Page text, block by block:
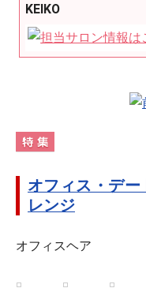
KEIKO
オフィス・デ
レンジ
オフィスヘア